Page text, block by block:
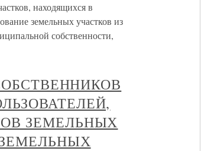
находящихся в
земельных участков из
собственности,
ЗЕМЕЛЬНЫХ